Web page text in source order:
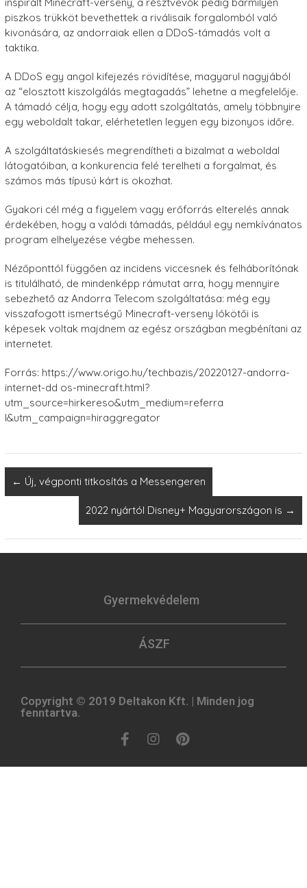
piszkos trükköt bevethettek a riválisaik forgalomból való
kivonására, az andorraiak ellen a DDoS-támadás volt a
taktika.
A DDoS egy angol kifejezés rövidítése, magyarul nagyjából
az “elosztott kiszolgálás megtagadás” lehetne a megfelelője.
A támadó célja, hogy egy adott szolgáltatás, amely többnyire
egy weboldalt takar, elérhetetlen legyen egy bizonyos időre.
A szolgáltatáskiesés megrendítheti a bizalmat a weboldal
látogatóiban, a konkurencia felé terelheti a forgalmat, és
számos más típusú kárt is okozhat.
Gyakori cél még a figyelem vagy erőforrás elterelés annak
érdekében, hogy a valódi támadás, például egy nemkívánatos
program elhelyezése végbe mehessen.
Nézőponttól függően az incidens viccesnek és felháborítónak
is titulálható, de mindenképp rámutat arra, hogy mennyire
sebezhető az Andorra Telecom szolgáltatása: még egy
visszafogott ismertségű Minecraft-verseny lókötői is
képesek voltak majdnem az egész országban megbénítani az
internetet.
Forrás: https://www.origo.hu/techbazis/20220127-andorra-
internet-dd os-minecraft.html?
utm_source=hirkereso&utm_medium=referra
l&utm_campaign=hiraggregator
← Új, végponti titkosítás a Messengeren
2022 nyártól Disney+ Magyarországon is →
Gyermekvédelem
ÁSZF
Copyright © 2019 Deltakon Kft. | Minden jog
fenntartva.​